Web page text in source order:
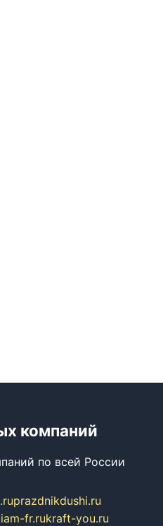
компаний
по всей России
prazdnikdushi.ru
fr.rukraft-you.ru